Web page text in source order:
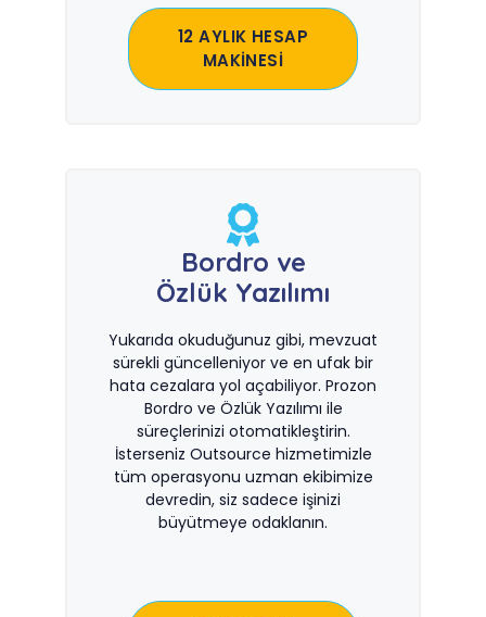
12 AYLIK HESAP
MAKİNESİ
Bordro ve
Özlük Yazılımı
Yukarıda okuduğunuz gibi, mevzuat
sürekli güncelleniyor ve en ufak bir
hata cezalara yol açabiliyor. Prozon
Bordro ve Özlük Yazılımı ile
süreçlerinizi otomatikleştirin.
İsterseniz Outsource hizmetimizle
tüm operasyonu uzman ekibimize
devredin, siz sadece işinizi
büyütmeye odaklanın.